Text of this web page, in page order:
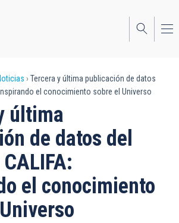
Tercera y última publicación de datos
el conocimiento sobre el Universo
última
de datos del
el conocimiento